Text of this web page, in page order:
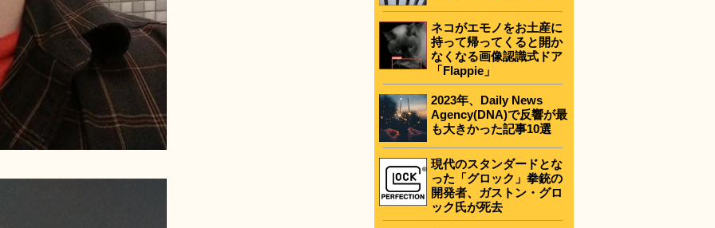
ネコがエモノをお土産に
持って帰ってくると開か
なくなる画像認識式ドア
「Flappie」
2023年、Daily News
Agency(DNA)で反響が最
も大きかった記事10選
現代のスタンダードとな
った「グロック」拳銃の
開発者、ガストン・グロ
ック氏が死去